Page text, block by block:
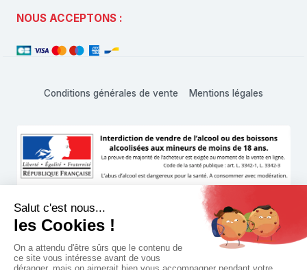
NOUS ACCEPTONS :
Conditions générales de vente Mentions légales
L'abus d'alcool est dangereux pour la santé, à consommer
© 1999 - 2026 Hachette Vins Shop • Tous droits réservés